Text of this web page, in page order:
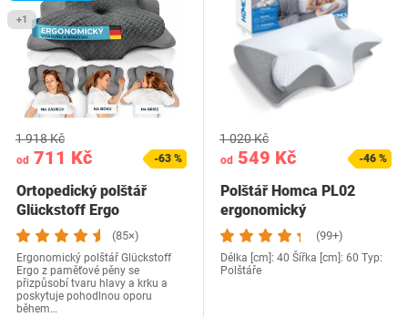
+1
od 711 Kč
1 918 Kč
-63 %
Ortopedický polštář
Glückstoff Ergo
(85×)
Ergonomický polštář Glückstoff
Ergo z paměťové pěny se
přizpůsobí tvaru hlavy a krku a
poskytuje pohodlnou oporu
během…
od 549 Kč
1 020 Kč
-46 %
Polštář Homca PL02
ergonomický
(99+)
Délka [cm]: 40 Šířka [cm]: 60 Typ:
Polštáře